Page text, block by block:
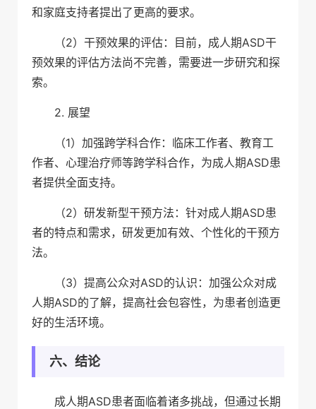
和家庭支持者提出了更高的要求。
（2）干预效果的评估：目前，成人期ASD干
预效果的评估方法尚不完善，需要进一步研究和探
索。
2. 展望
（1）加强跨学科合作：临床工作者、教育工
作者、心理治疗师等跨学科合作，为成人期ASD患
者提供全面支持。
（2）研发新型干预方法：针对成人期ASD患
者的特点和需求，研发更加有效、个性化的干预方
法。
（3）提高公众对ASD的认识：加强公众对成
人期ASD的了解，提高社会包容性，为患者创造更
好的生活环境。
六、结论
成人期ASD患者面临着诸多挑战，但通过长期